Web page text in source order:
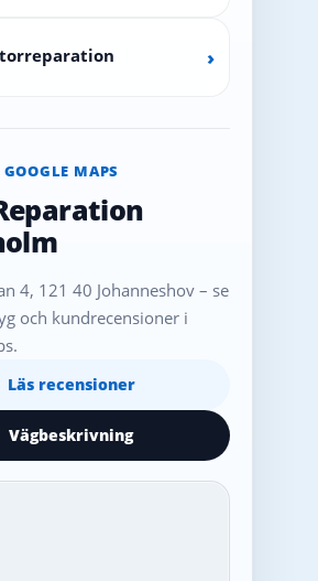
›
MAPS
4, 121 40 Johanneshov – se
och kundrecensioner i
Läs recensioner
Vägbeskrivning